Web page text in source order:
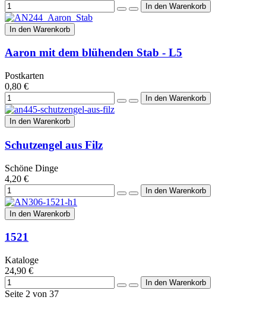
In den Warenkorb
Aaron mit dem blühenden Stab - L5
Postkarten
0,80 €
In den Warenkorb
Schutzengel aus Filz
Schöne Dinge
4,20 €
In den Warenkorb
1521
Kataloge
24,90 €
Seite 2 von 37